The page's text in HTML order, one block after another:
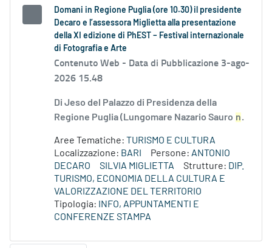
Domani in Regione Puglia (ore 10.30) il presidente
Decaro e l’assessora Miglietta alla presentazione
della XI edizione di PhEST – Festival internazionale
di Fotografia e Arte
Contenuto Web - Data di Pubblicazione 3-ago-
2026 15.48
Di Jeso del Palazzo di Presidenza della
Regione Puglia (Lungomare Nazario Sauro n.
Aree Tematiche: TURISMO E CULTURA
Localizzazione: BARI Persone: ANTONIO
DECARO
SILVIA MIGLIETTA Strutture: DIP.
TURISMO, ECONOMIA DELLA CULTURA E
VALORIZZAZIONE DEL TERRITORIO
Tipologia:
INFO, APPUNTAMENTI E
CONFERENZE STAMPA